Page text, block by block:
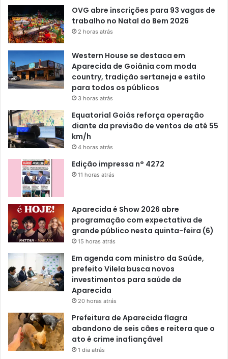
OVG abre inscrições para 93 vagas de
trabalho no Natal do Bem 2026
2 horas atrás
Western House se destaca em
Aparecida de Goiânia com moda
country, tradição sertaneja e estilo
para todos os públicos
3 horas atrás
Equatorial Goiás reforça operação
diante da previsão de ventos de até 55
km/h
4 horas atrás
Edição impressa n° 4272
11 horas atrás
Aparecida é Show 2026 abre
programação com expectativa de
grande público nesta quinta-feira (6)
15 horas atrás
Em agenda com ministro da Saúde,
prefeito Vilela busca novos
investimentos para saúde de
Aparecida
20 horas atrás
Prefeitura de Aparecida flagra
abandono de seis cães e reitera que o
ato é crime inafiançável
1 dia atrás